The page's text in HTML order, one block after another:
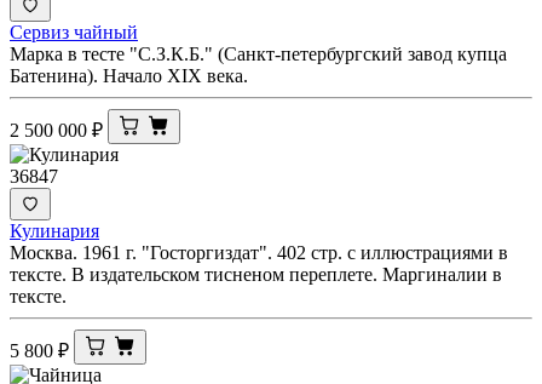
Сервиз чайный
Марка в тесте "С.З.К.Б." (Санкт-петербургский завод купца
Батенина). Начало XIX века.
2 500 000 ₽
36847
Кулинария
Москва. 1961 г. "Госторгиздат". 402 стр. с иллюстрациями в
тексте. В издательском тисненом переплете. Маргиналии в
тексте.
5 800 ₽